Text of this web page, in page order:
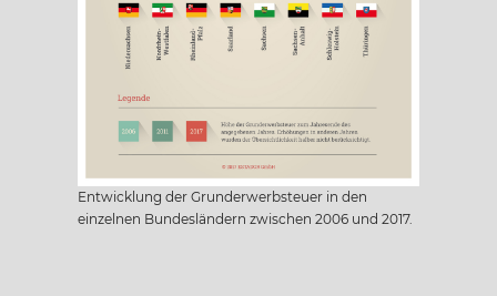
Niedersachsen
Rheinland-Pfalz
Saarland
Entwicklung der Grunderwerbsteuer in den
einzelnen Bundesländern zwischen 2006 und 2017.